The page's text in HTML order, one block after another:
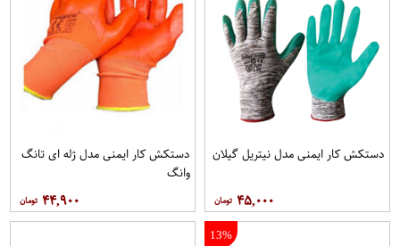
دستکش کار ایمنی مدل نیتریل گیلان
۴۵,۰۰۰
دستکش کار ایمنی مدل ژله ای تانگ
وانگ
۴۴,۹۰۰
13%